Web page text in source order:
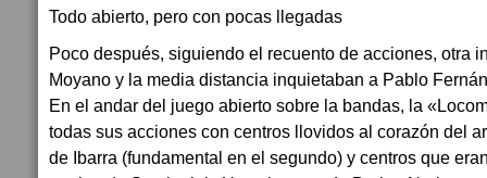
Todo abierto, pero con pocas llegadas
Poco después, siguiendo el recuento de acciones, otra
Moyano y la media distancia inquietaban a Pablo
En el andar del juego abierto sobre la bandas, la
todas sus acciones con centros llovidos al corazón del
de Ibarra (fundamental en el segundo) y centros que